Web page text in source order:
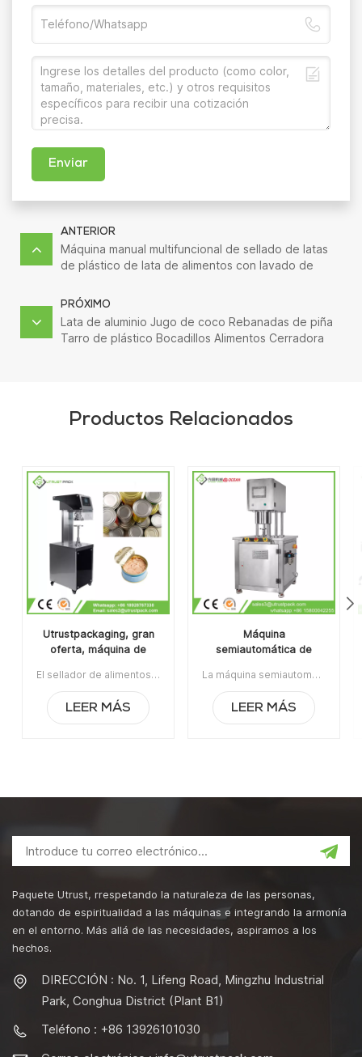
Enviar
ANTERIOR
Máquina manual multifuncional de sellado de latas
de plástico de lata de alimentos con lavado de
PRÓXIMO
Lata de aluminio Jugo de coco Rebanadas de piña
Tarro de plástico Bocadillos Alimentos Cerradora
Productos Relacionados
Utrustpackaging, gran
oferta, máquina de
sellador de alimentos
enlatados
El sellador de alimentos enlatados de la máquina de sellado de latas manual de venta caliente de Utrustpackaging es adecuado para sellar todo tipo de latas de PET / latas de papel compuesto, latas u otros recipientes redondos. Alta eficiencia por transmisión mecánica, estructuras simples y convenientes de mantener, peso ligero y fácil de operar.La orden mínima:1Pago:T/TPuerto de embarque:CantónRegión original:PorcelanaTiempo de espera:3-5 días después de recibir el depósito
LEER MÁS
Máquina
semiautomática de
vacío con relleno de
nitrógeno
La máquina semiautomática de envasado de latas al vacío con relleno de nitrógeno se usa ampliamente en la industria alimentaria, química, farmacéutica y de bebidas, aplicable para latas de plástico / estaño / aluminio, botellas, contenedores de frascos, etc.Artículo No:UT1BFG6La orden mínima:1Pago:TTPuerto de embarque:CantónRegión original:Guangzhou, ChinaTiempo de espera:15 días después de recibir el depósito
LEER MÁS
Paquete Utrust, rrespetando la naturaleza de las personas,
dotando de espiritualidad a las máquinas e integrando la armonía
en el entorno. Más allá de las necesidades, aspiramos a los
hechos.
DIRECCIÓN : No. 1, Lifeng Road, Mingzhu Industrial
Park, Conghua District (Plant B1)
Teléfono : +86 13926101030